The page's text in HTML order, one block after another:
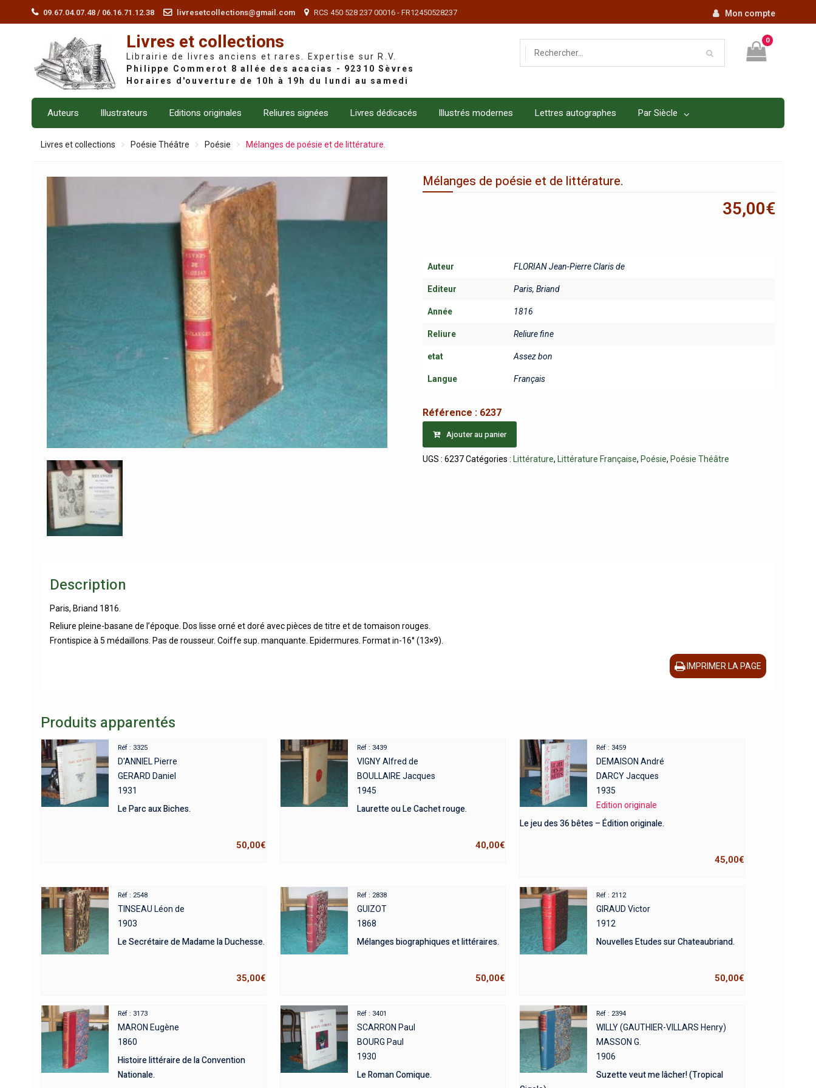
09.67.04.07.48 / 06.16.71.12.38 livresetcollections@gmail.com RCS 450 528 237 00016 - FR12450528237 Mon compte
Livres et collections
Librairie de livres anciens et rares. Expertise sur R.V.
0
Auteurs Illustrateurs Editions originales Reliures signées Livres dédicacés Illustrés modernes Lettres autographes Par Siècle
Livres et collections Poésie Théâtre Poésie Mélanges de poésie et de littérature.
Mélanges de poésie et de littérature.
35,00€
Auteur FLORIAN Jean-Pierre Claris de
Editeur Paris, Briand
Année 1816
Reliure Reliure fine
etat Assez bon
Langue Français
Référence : 6237
Ajouter au panier
UGS :6237 Catégories : Littérature, Littérature Française, Poésie, Poésie Théâtre
Description
Paris, Briand 1816.
Reliure pleine-basane de l’époque. Dos lisse orné et doré avec pièces de titre et de tomaison rouges.
Frontispice à 5 médaillons. Pas de rousseur. Coiffe sup. manquante. Epidermures. Format in-16° (13×9).
IMPRIMER LA PAGE
Produits apparentés
Réf : 3325
D'ANNIEL Pierre
GERARD Daniel
1931
Le Parc aux Biches.
50,00€
Réf : 3439
VIGNY Alfred de
BOULLAIRE Jacques
1945
Laurette ou Le Cachet rouge.
40,00€
Réf : 3459
DEMAISON André
DARCY Jacques
1935
Edition originale
Le jeu des 36 bêtes – Édition originale.
45,00€
Réf : 2548
TINSEAU Léon de
1903
Le Secrétaire de Madame la Duchesse.
35,00€
Réf : 2838
GUIZOT
1868
Mélanges biographiques et littéraires.
50,00€
Réf : 2112
GIRAUD Victor
1912
Nouvelles Etudes sur Chateaubriand.
50,00€
Réf : 3173
MARON Eugène
1860
Histoire littéraire de la Convention
Nationale.
Réf : 3401
SCARRON Paul
BOURG Paul
1930
Le Roman Comique.
Réf : 2394
WILLY (GAUTHIER-VILLARS Henry)
MASSON G.
1906
Suzette veut me lâcher! (Tropical